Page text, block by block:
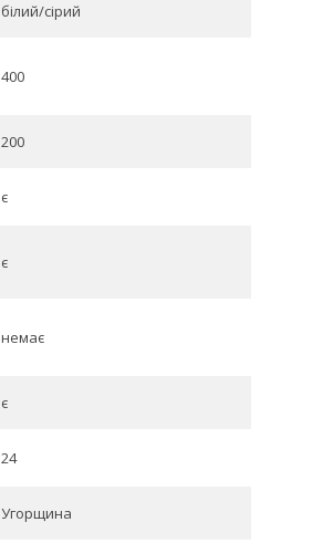
білий/сірий
400
200
є
є
немає
є
24
Угорщина